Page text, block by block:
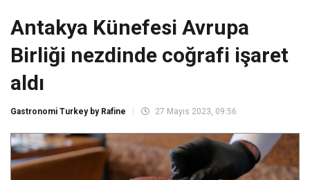
Antakya Künefesi Avrupa
Birliği nezdinde coğrafi işaret
aldı
Gastronomi Turkey by Rafine 27 Mayıs 2023, 09:56